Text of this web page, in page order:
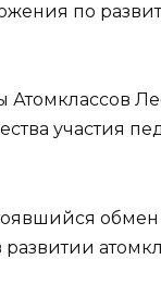
по
участия